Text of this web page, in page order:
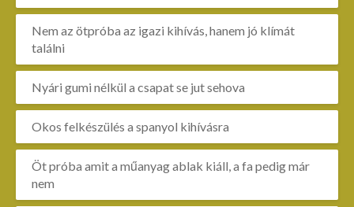
Nem az ötpróba az igazi kihívás, hanem jó klímát
találni
Nyári gumi nélkül a csapat se jut sehova
Okos felkészülés a spanyol kihívásra
Öt próba amit a műanyag ablak kiáll, a fa pedig már
nem